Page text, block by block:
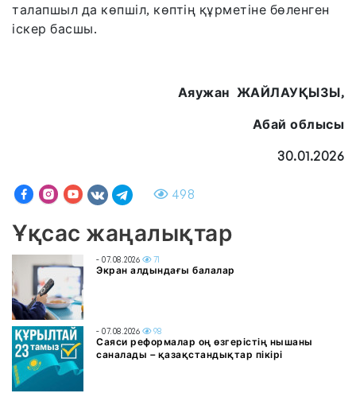
талапшыл да көпшіл, көптің құрметіне бөленген
іскер басшы.
Аяужан ЖАЙЛАУҚЫЗЫ,
Абай облысы
30.01.2026
498
Ұқсас жаңалықтар
- 07.08.2026 71
Экран алдындағы балалар
- 07.08.2026 98
Саяси реформалар оң өзгерістің нышаны
саналады – қазақстандықтар пікірі